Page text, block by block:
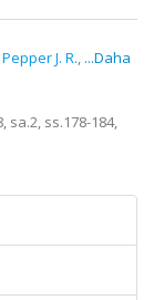
Pepper J. R., ...Daha
sa.2, ss.178-184,